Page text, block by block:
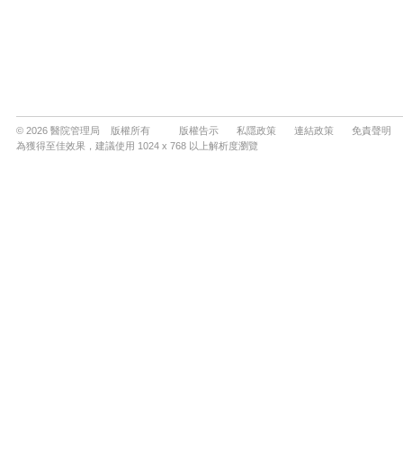
© 2026 醫院管理局 版權所有 版權告示 私隱政策 連結政策
免責聲明
為獲得至佳效果，建議使用 1024 x 768 以上解析度瀏覽